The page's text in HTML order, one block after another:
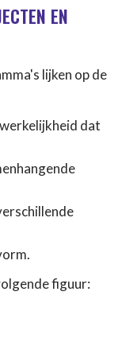
EN
lijken op de
dat
figuur: